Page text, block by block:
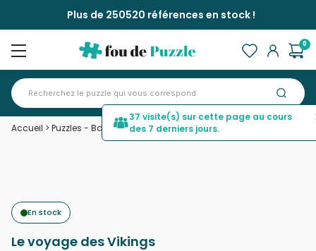
Plus de 250520 références en stock !
0
Accueil > Puzzles - Bateaux >Le voyage des Vikings
En stock
Le voyage des Vikings
37 visite(s) sur cette page au cours
des 7 derniers jours.